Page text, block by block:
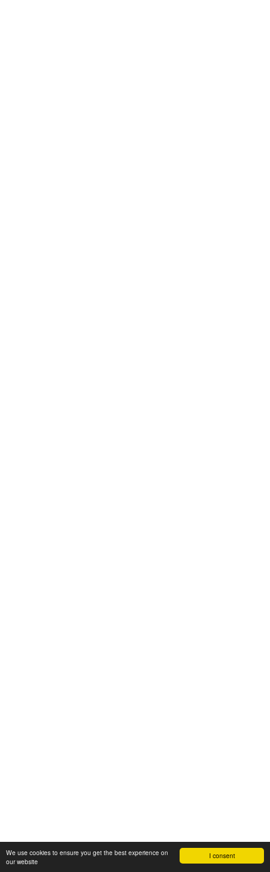
I consent
We use cookies to ensure you get the best experience on
our website